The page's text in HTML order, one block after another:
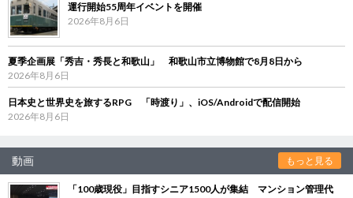
運行開始55周年イベントを開催
2026年8月6日
夏季企画展「秀吉・秀長と和歌山」 和歌山市立博物館で8月8日から
2026年8月6日
日本史と世界史を旅するRPG 「時渡り」、iOS/Androidで配信開始
2026年8月6日
動画 もっと見る
「100歳現役」目指すシニア1500人が集結 マンション管理代